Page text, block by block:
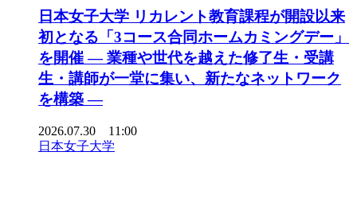
日本女子大学 リカレント教育課程が開設以来
初となる「3コース合同ホームカミングデー」
を開催 ― 業種や世代を越えた修了生・受講
生・講師が一堂に集い、新たなネットワーク
を構築 ―
2026.07.30 11:00
日本女子大学